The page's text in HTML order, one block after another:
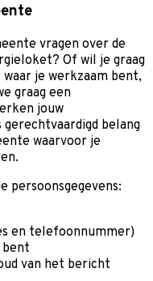
vragen over de
Of wil je graag
je werkzaam bent,
graag een
jouw
gerechtvaardigd belang
waarvoor je
persoonsgegevens:
en telefoonnummer)
bent
van het bericht